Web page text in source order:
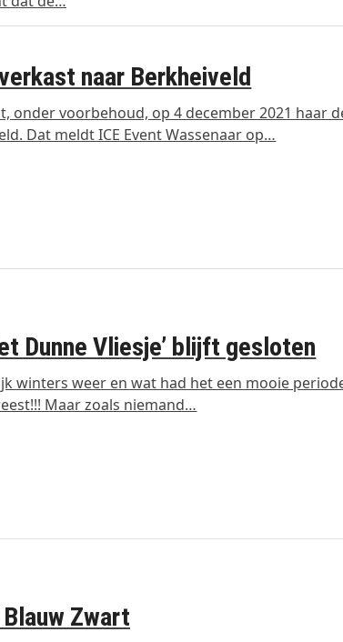
naar Berkheiveld
onder voorbehoud, op 4 december 2021 haar
Dat meldt ICE Event Wassenaar op…
Dunne Vliesje’ blijft gesloten
winters weer en wat had het een mooie
Maar zoals niemand…
Zwart